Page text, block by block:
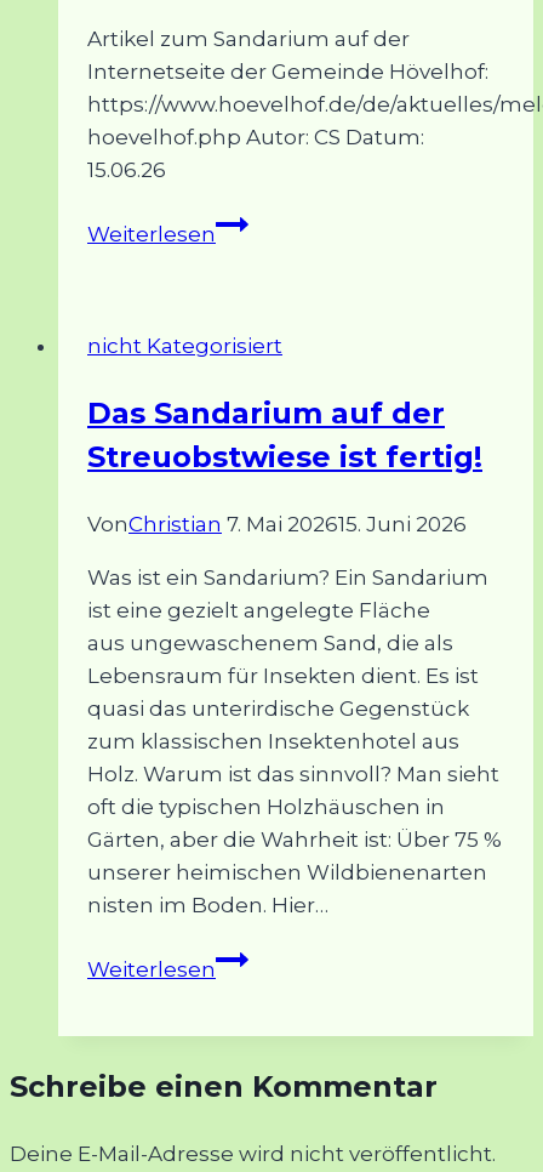
Artikel zum Sandarium auf der
Internetseite der Gemeinde Hövelhof:
https://www.hoevelhof.de/de/aktuelles/
hoevelhof.php Autor: CS Datum:
15.06.26
WeiterlesenNeues
für
nicht Kategorisiert
Das Sandarium auf der
Streuobstwiese ist fertig!
VonChristian 7. Mai 202615. Juni 2026
Was ist ein Sandarium? Ein Sandarium
ist eine gezielt angelegte Fläche
aus ungewaschenem Sand, die als
Lebensraum für Insekten dient. Es ist
quasi das unterirdische Gegenstück
zum klassischen Insektenhotel aus
Holz. Warum ist das sinnvoll? Man sieht
oft die typischen Holzhäuschen in
Gärten, aber die Wahrheit ist: Über 75 %
unserer heimischen Wildbienenarten
nisten im Boden. Hier…
WeiterlesenDas
Streuobstwiese
fertig!
Schreibe einen Kommentar
Deine E-Mail-Adresse wird nicht veröffentlicht.